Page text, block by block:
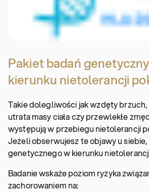
Pakiet badań
kierunku nietolerancji
Takie dolegliwości jak wzdęty
utrata masy ciała czy przewlekłe
występują w przebiegu nietolerancji
Jeżeli obserwujesz te objawy u
genetycznego w kierunku
Badanie wskaże poziom ryzyka
zachorowaniem na: